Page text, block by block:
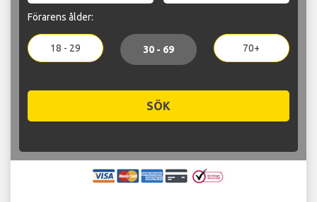
Förarens ålder:
18 - 29 30 - 69 70+
SÖK